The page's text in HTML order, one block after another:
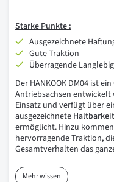
Starke Punkte :
Ausgezeichnete
Gute Traktion
Überragende
Der HANKOOK DM04 ist
Antriebsachsen entwickelt
Einsatz und verfügt über
ausgezeichnete Haltbarkeit
ermöglicht. Hinzu
hervorragende Traktion,
Gesamtverhalten das
Mehr wissen